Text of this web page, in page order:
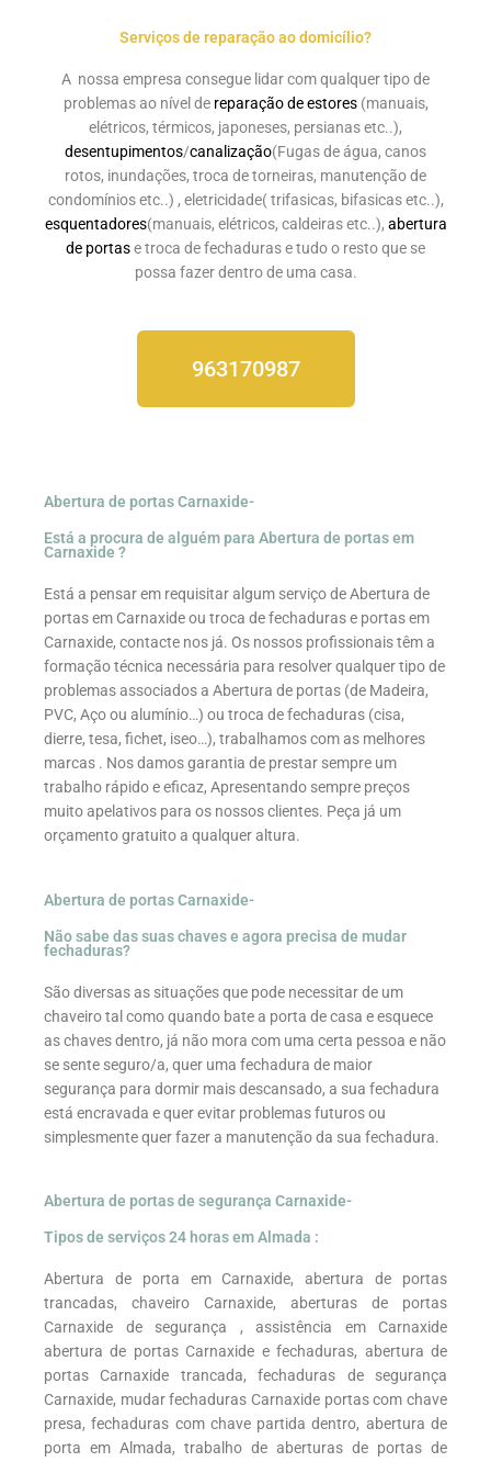
Serviços de reparação ao domicílio?
A nossa empresa consegue lidar com qualquer tipo de
problemas ao nível de reparação de estores(manuais,
elétricos, térmicos, japoneses, persianas etc..),
desentupimentos/canalização(Fugas de água, canos
rotos, inundações, troca de torneiras, manutenção de
condomínios etc..) , eletricidade( trifasicas, bifasicas etc..),
esquentadores(manuais, elétricos, caldeiras etc..), abertura
de portase troca de fechaduras e tudo o resto que se
possa fazer dentro de uma casa.
963170987
Abertura de portas Carnaxide-
Está a procura de alguém para Abertura de portas em
Carnaxide ?
Está a pensar em requisitar algum serviço de Abertura de
portas em Carnaxide ou troca de fechaduras e portas em
Carnaxide, contacte nos já. Os nossos profissionais têm a
formação técnica necessária para resolver qualquer tipo de
problemas associados a Abertura de portas (de Madeira,
PVC, Aço ou alumínio…) ou troca de fechaduras (cisa,
dierre, tesa, fichet, iseo…), trabalhamos com as melhores
marcas . Nos damos garantia de prestar sempre um
trabalho rápido e eficaz, Apresentando sempre preços
muito apelativos para os nossos clientes. Peça já um
orçamento gratuito a qualquer altura.
Abertura de portas Carnaxide-
Não sabe das suas chaves e agora precisa de mudar
fechaduras?
São diversas as situações que pode necessitar de um
chaveiro tal como quando bate a porta de casa e esquece
as chaves dentro, já não mora com uma certa pessoa e não
se sente seguro/a, quer uma fechadura de maior
segurança para dormir mais descansado, a sua fechadura
está encravada e quer evitar problemas futuros ou
simplesmente quer fazer a manutenção da sua fechadura.
Abertura de portas de segurança Carnaxide-
Tipos de serviços 24 horas em Almada :
Abertura de porta em Carnaxide, abertura de portas
trancadas, chaveiro Carnaxide, aberturas de portas
Carnaxide de segurança , assistência em Carnaxide
abertura de portas Carnaxide e fechaduras, abertura de
portas Carnaxide trancada, fechaduras de segurança
Carnaxide, mudar fechaduras Carnaxide portas com chave
presa, fechaduras com chave partida dentro, abertura de
porta em Almada, trabalho de aberturas de portas de